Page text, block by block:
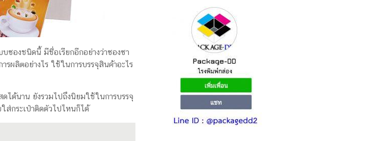
ซองชนิดนี้ มีชื่อเรียกอีกอย่างว่าซองซา
ารผลิตอย่างไร ใช้ในการบรรจุสินค้าอะไร
ได้นาน ยังรวมไปถึงนิยมใช้ในการบรรจุ
กระเป๋าติดตัวไปไหนก็ได้